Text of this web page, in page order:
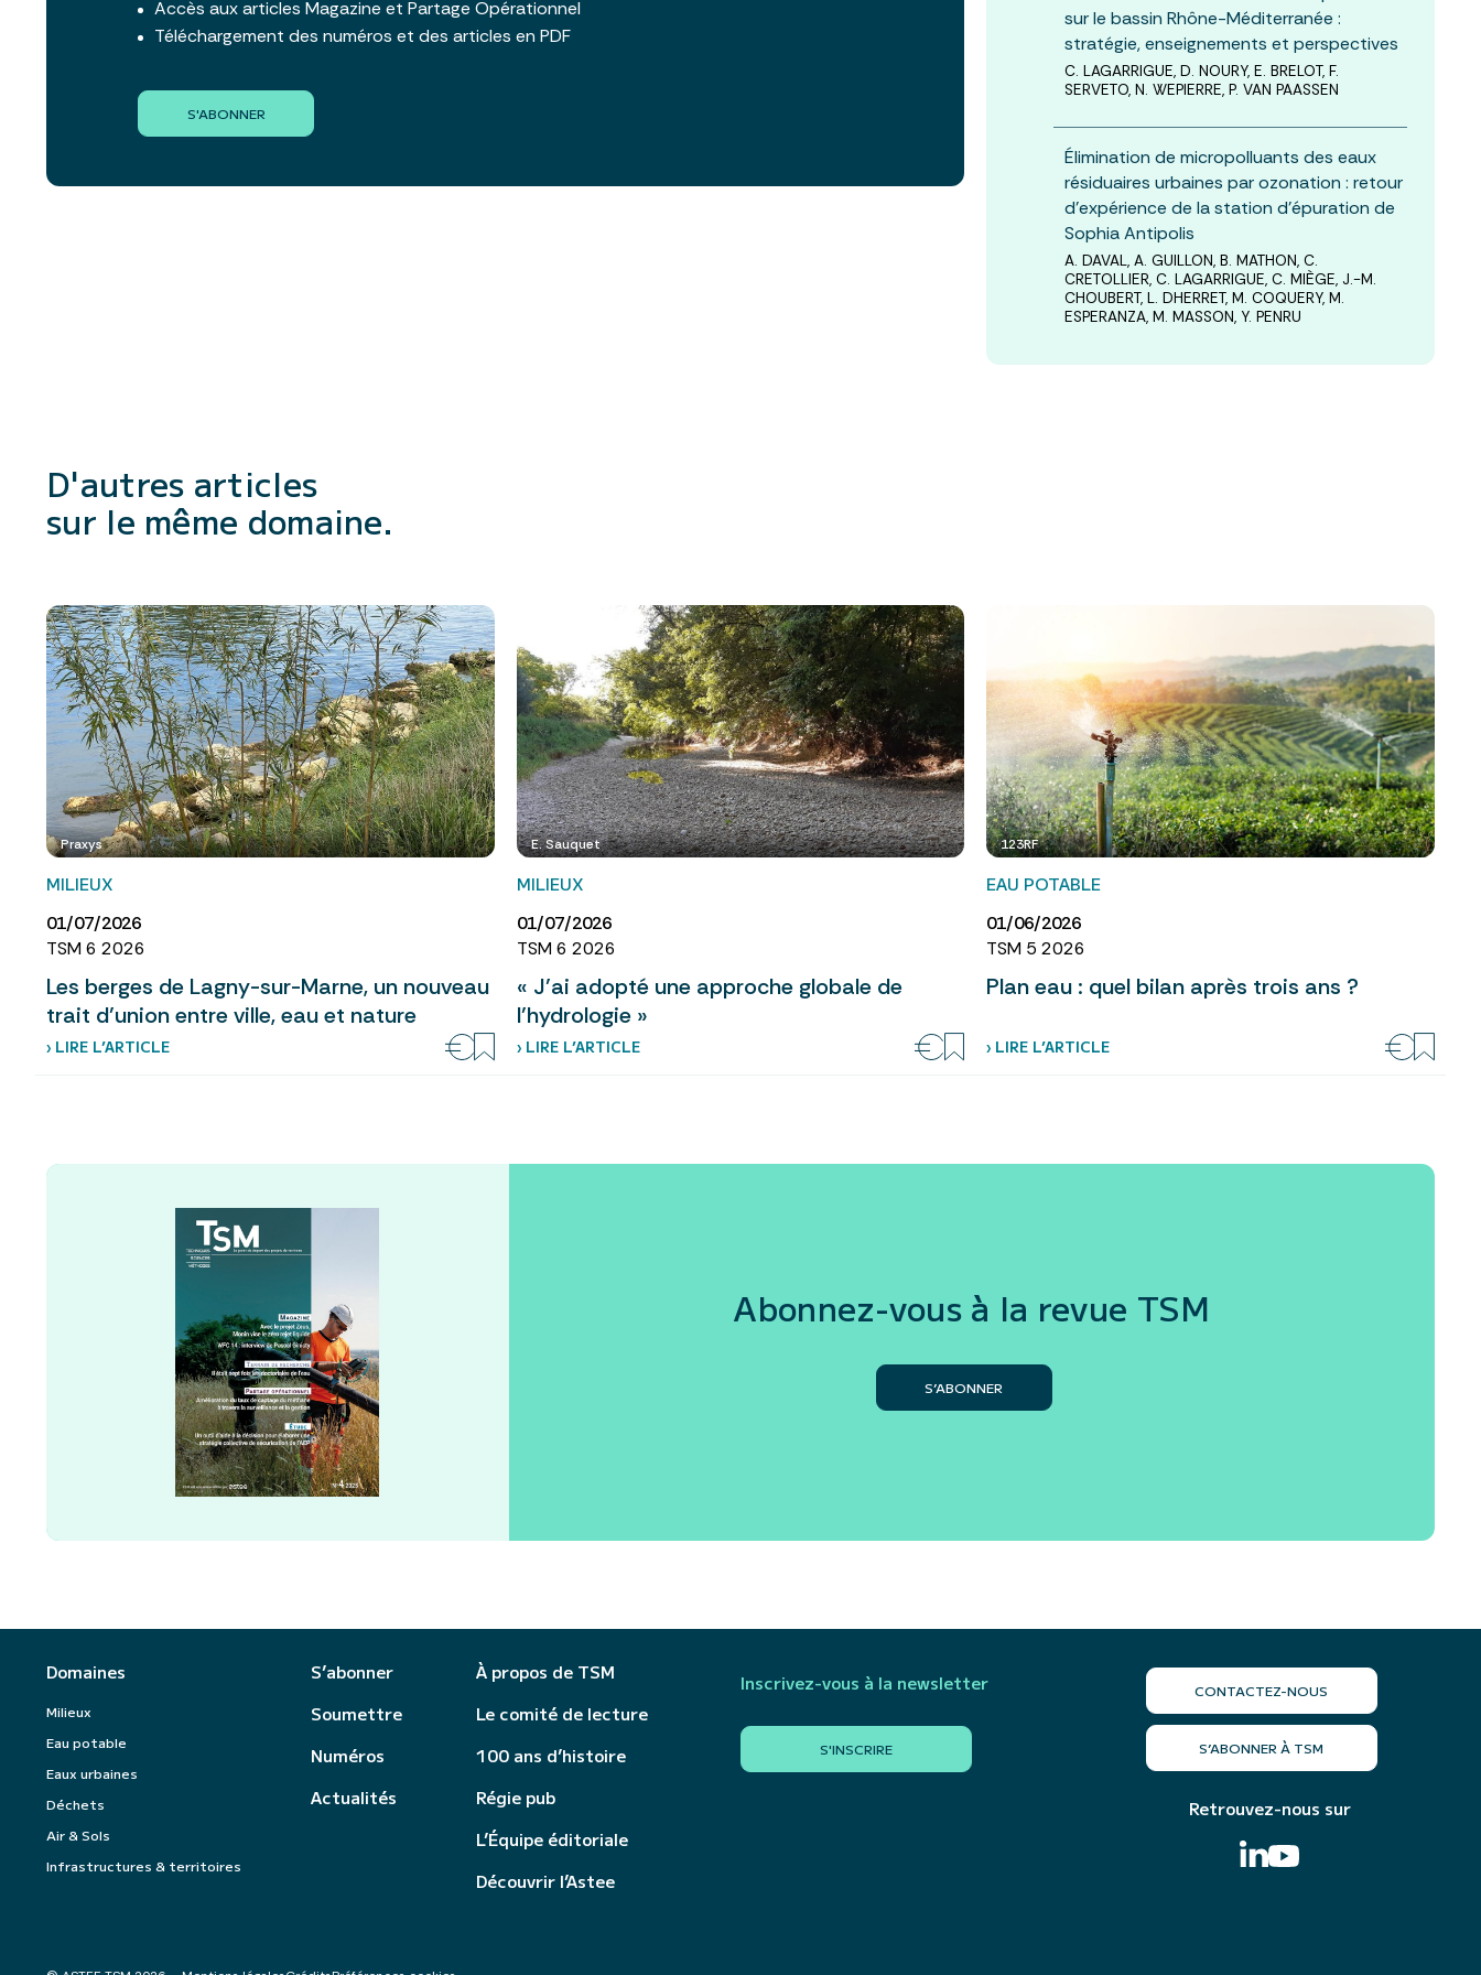
Accès aux articles Magazine et Partage Opérationnel
Téléchargement des numéros et des articles en PDF
S'ABONNER
sur le bassin Rhône-Méditerranée :
stratégie, enseignements et perspectives
C. LAGARRIGUE, D. NOURY, E. BRELOT, F.
SERVETO, N. WEPIERRE, P. VAN PAASSEN
Élimination de micropolluants des eaux
résiduaires urbaines par ozonation : retour
d’expérience de la station d’épuration de
Sophia Antipolis
A. DAVAL, A. GUILLON, B. MATHON, C.
CRETOLLIER, C. LAGARRIGUE, C. MIÈGE, J.-M.
CHOUBERT, L. DHERRET, M. COQUERY, M.
ESPERANZA, M. MASSON, Y. PENRU
D'autres articles
sur le même domaine.
Praxys
MILIEUX
01/07/2026
TSM 6 2026
Les berges de Lagny-sur-Marne, un nouveau
trait d’union entre ville, eau et nature
› LIRE L’ARTICLE
E. Sauquet
MILIEUX
01/07/2026
TSM 6 2026
« J’ai adopté une approche globale de
l’hydrologie »
› LIRE L’ARTICLE
123RF
EAU POTABLE
01/06/2026
TSM 5 2026
Plan eau : quel bilan après trois ans ?
› LIRE L’ARTICLE
Abonnez-vous à la revue TSM
S’ABONNER
Domaines
Milieux
Eau potable
Eaux urbaines
Déchets
Air & Sols
Infrastructures & territoires
S’abonner
Soumettre
Numéros
Actualités
À propos de TSM
Le comité de lecture
100 ans d’histoire
Régie pub
L’Équipe éditoriale
Découvrir l’Astee
Inscrivez-vous à la newsletter
S'INSCRIRE
CONTACTEZ-NOUS
S’ABONNER À TSM
Retrouvez-nous sur